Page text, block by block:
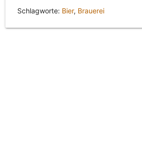
Schlagworte: Bier, Brauerei